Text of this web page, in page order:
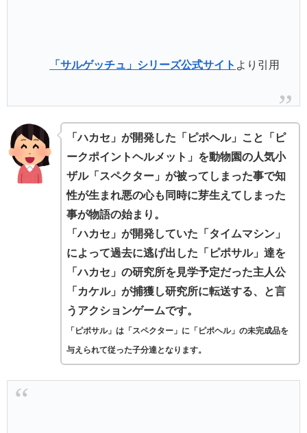
「サルゲッチュ」シリーズ公式サイト より引用
「ハカセ」が開発した「ピポヘル」こと「ピ
ークポイントヘルメット」を動物園の人気小
ザル「スペクター」が被ってしまった事で知
性が生まれ悪の心も同時に芽生えてしまった
事が物語の始まり。
「ハカセ」が開発していた「タイムマシン」
によって過去に逃げ出した「ピポサル」達を
「ハカセ」の研究所を見学予定だった主人公
「カケル」が捕獲し研究所に転送する、と言
うアクションゲームです。
「ピポサル」は「スペクター」に「ピポヘル」の未完成品を
与えられて従った子分達となります。